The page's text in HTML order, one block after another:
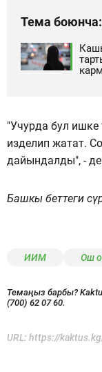
Тема боюнча:
"Учурда бул
изделип жатат.
дайындалды", -
Башкы беттеги
ИИМ Ош
Темаңыз барбы?
(700) 62 07 60.
URL: https://